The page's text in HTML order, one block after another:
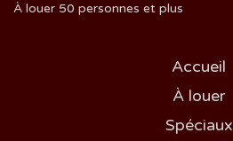
À louer 50 personnes et plus
Accueil
À louer
Spéciaux